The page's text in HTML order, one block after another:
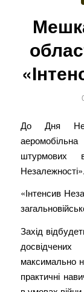
До Дня
штурмових
«Інтенсив
Захід
максимально
практичні